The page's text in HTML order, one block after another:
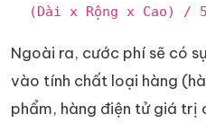
(Dài x Rộng x Cao) /
Ngoài ra, cước phí sẽ có
vào tính chất loại hàng
phẩm, hàng điện tử giá trị